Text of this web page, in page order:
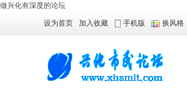
做兴化有深度的论坛
设为首页 加入收藏 手机版 换风格